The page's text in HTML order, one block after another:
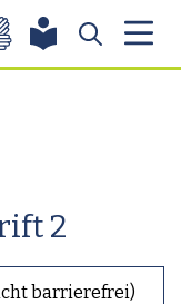
2
barrierefrei)